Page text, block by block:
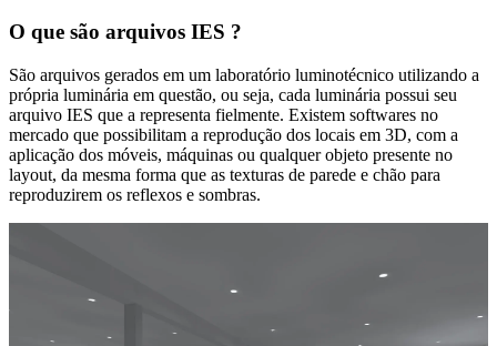
O que são arquivos IES ?
São arquivos gerados em um laboratório luminotécnico utilizando a
própria luminária em questão, ou seja, cada luminária possui seu
arquivo IES que a representa fielmente. Existem softwares no
mercado que possibilitam a reprodução dos locais em 3D, com a
aplicação dos móveis, máquinas ou qualquer objeto presente no
layout, da mesma forma que as texturas de parede e chão para
reproduzirem os reflexos e sombras.